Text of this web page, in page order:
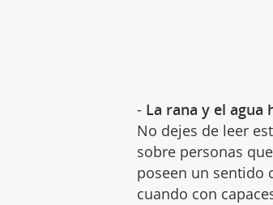
- La rana y el agua
No dejes de leer
sobre personas
poseen un sentido
cuando con